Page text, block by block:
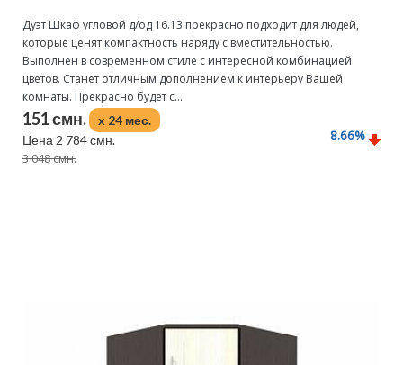
Дуэт Шкаф угловой д/од 16.13 прекрасно подходит для людей,
которые ценят компактность наряду с вместительностью.
Выполнен в современном стиле с интересной комбинацией
цветов. Станет отличным дополнением к интерьеру Вашей
комнаты. Прекрасно будет с...
151 смн.
x 24 мес.
Цена 2 784 смн.
3 048 смн.
8.66%